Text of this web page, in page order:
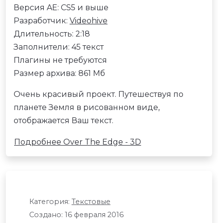
Версия AE: CS5 и выше
Разработчик: Videohive
Длительность: 2:18
Заполнители: 45 текст
Плагины не требуются
Размер архива: 861 Мб
Очень красивый проект. Путешествуя по
планете Земля в рисованном виде,
отображается Ваш текст.
Подробнее Over The Edge - 3D
Категория: Текстовые
Создано: 16 февраля 2016